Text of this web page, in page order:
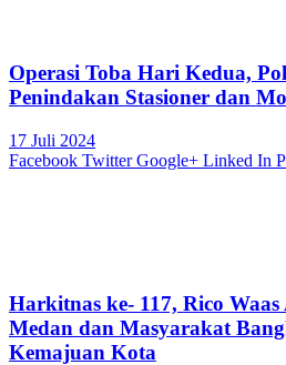
Operasi Toba Hari Kedua,
Penindakan Stasioner dan
17 Juli 2024
Facebook Twitter Google+ Linked In
Harkitnas ke- 117, Rico
Medan dan Masyarakat
Kemajuan Kota